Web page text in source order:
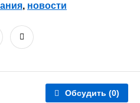
, новости
Обсудить (0)